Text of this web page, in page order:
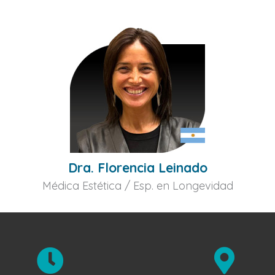
Dra. Florencia Leinado
Médica Estética / Esp. en Longevidad
 